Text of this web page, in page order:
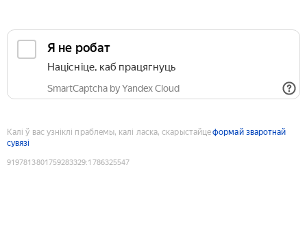
Я не робат
Націсніце, каб працягнуць
SmartCaptcha by Yandex Cloud
Калі ў вас узніклі праблемы, калі ласка, скарыстайцеформай зваротнай
сувязі
9197813801759283329:1786325547